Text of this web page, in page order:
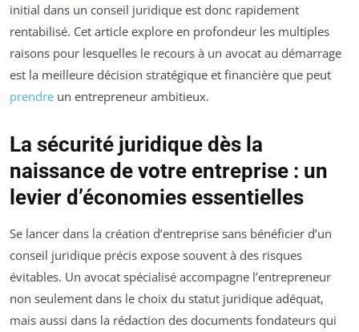
initial dans un conseil juridique est donc rapidement
rentabilisé. Cet article explore en profondeur les multiples
raisons pour lesquelles le recours à un avocat au démarrage
est la meilleure décision stratégique et financière que peut
prendre un entrepreneur ambitieux.
La sécurité juridique dès la
naissance de votre entreprise : un
levier d’économies essentielles
Se lancer dans la création d’entreprise sans bénéficier d’un
conseil juridique précis expose souvent à des risques
évitables. Un avocat spécialisé accompagne l’entrepreneur
non seulement dans le choix du statut juridique adéquat,
mais aussi dans la rédaction des documents fondateurs qui